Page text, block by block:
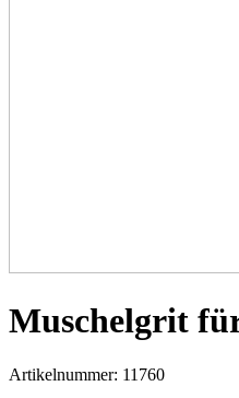
Muschelgrit
Artikelnummer: 11760